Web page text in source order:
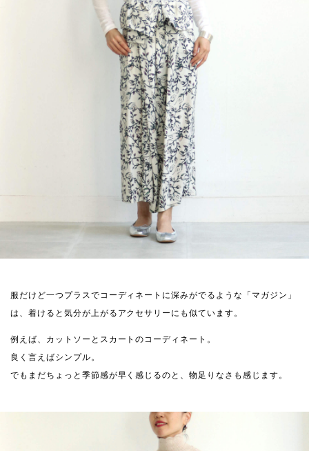
服だけど一つプラスでコーディネートに深みがでるような「マガジン」
は、着けると気分が上がるアクセサリーにも似ています。
例えば、カットソーとスカートのコーディネート。
良く言えばシンプル。
でもまだちょっと季節感が早く感じるのと、物足りなさも感じます。